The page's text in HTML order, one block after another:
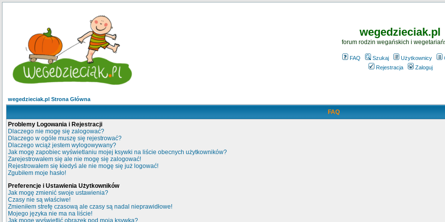
wegedzieciak.pl
forum rodzin wegańskich i
FAQ Szukaj Użytkownicy
Rejestracja
Zaloguj
wegedzieciak.pl Strona Główna
FAQ
Problemy Logowania i Rejestracji
Dlaczego nie mogę się zalogować?
Dlaczego w ogóle muszę się rejestrować?
Dlaczego wciąż jestem wylogowywany?
Jak mogę zapobiec wyświetlaniu mojej ksywki na liście obecnych użytkowników?
Zarejestrowałem się ale nie mogę się zalogować!
Rejestrowałem się kiedyś ale nie mogę się już logować!
Zgubiłem moje hasło!
Preferencje i Ustawienia Użytkowników
Jak mogę zmienić swoje ustawienia?
Czasy nie są właściwe!
Zmieniłem strefę czasową ale czasy są nadal nieprawidłowe!
Mojego języka nie ma na liście!
Jak mogę wyświetlić obrazek pod moją ksywką?